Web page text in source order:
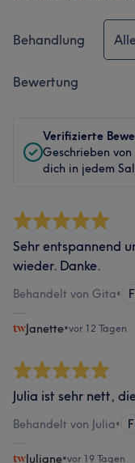
Behandlung
Bewertung
Verifizierte
Geschrieben
dich in jedem
Sehr entspannend
wieder. Danke.
Behandelt von Gita•
Janette•vor 12 Tagen
Julia ist sehr nett,
Behandelt von Julia•
Juliane•vor 19 Tagen